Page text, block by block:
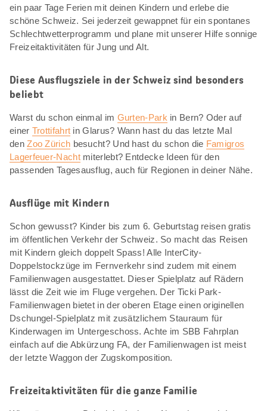
ein paar Tage Ferien mit deinen Kindern und erlebe die
schöne Schweiz. Sei jederzeit gewappnet für ein spontanes
Schlechtwetterprogramm und plane mit unserer Hilfe sonnige
Freizeitaktivitäten für Jung und Alt.
Diese Ausflugsziele in der Schweiz sind besonders
beliebt
Warst du schon einmal im Gurten-Park in Bern? Oder auf
einer Trottifahrt in Glarus? Wann hast du das letzte Mal
denZoo Zürich besucht? Und hast du schon die Famigros
Lagerfeuer-Nachtmiterlebt? Entdecke Ideen für den
passenden Tagesausflug, auch für Regionen in deiner Nähe.
Ausflüge mit Kindern
Schon gewusst? Kinder bis zum 6. Geburtstag reisen gratis
im öffentlichen Verkehr der Schweiz. So macht das Reisen
mit Kindern gleich doppelt Spass! Alle InterCity-
Doppelstockzüge im Fernverkehr sind zudem mit einem
Familienwagen ausgestattet. Dieser Spielplatz auf Rädern
lässt die Zeit wie im Fluge vergehen. Der Ticki Park-
Familienwagen bietet in der oberen Etage einen originellen
Dschungel-Spielplatz mit zusätzlichem Stauraum für
Kinderwagen im Untergeschoss. Achte im SBB Fahrplan
einfach auf die Abkürzung FA, der Familienwagen ist meist
der letzte Waggon der Zugskomposition.
Freizeitaktivitäten für die ganze Familie